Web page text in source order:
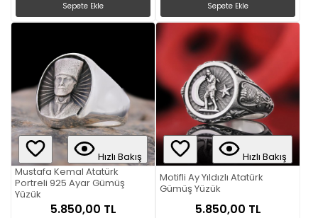
Sepete Ekle Sepete Ekle
Hızlı Bakış
Mustafa Kemal Atatürk
Portreli 925 Ayar Gümüş
Yüzük
5.850,00 TL
Hızlı Bakış
Motifli Ay Yıldızlı Atatürk
Gümüş Yüzük
5.850,00 TL